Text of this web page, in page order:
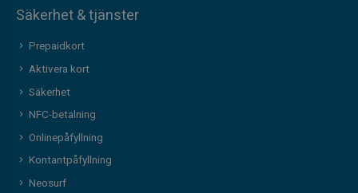
Säkerhet & tjänster
Prepaidkort
Aktivera kort
Säkerhet
NFC-betalning
Onlinepåfyllning
Kontantpåfyllning
Neosurf